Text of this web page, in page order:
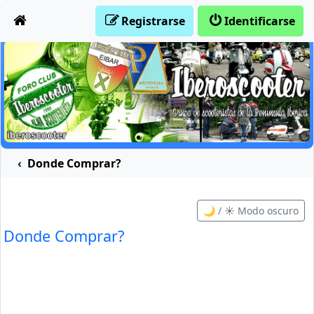
Identificarse
Registrarse
Donde Comprar?
🌙 / ☀️ Modo oscuro
Donde Comprar?